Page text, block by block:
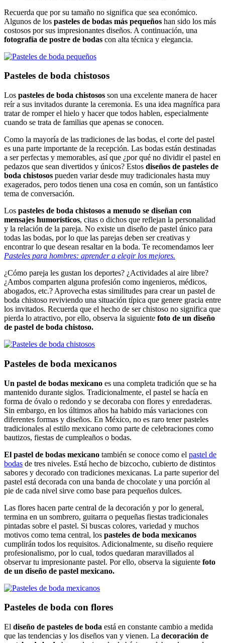
Recuerda que por su tamaño no significa que sea económico.
Algunos de los pasteles de bodas más pequeños han sido los más
costosos por sus impresionantes diseños. A continuación, una
fotografía de postre de bodas con alta técnica y elegancia.
Pasteles de boda chistosos
Los pasteles de boda chistosos son una excelente manera de hacer
reír a sus invitados durante la ceremonia. Es una idea magnífica para
tratar de romper el hielo y hacer que todos hablen, especialmente
cuando se trata de familias que apenas se conocen.
Como la mayoría de las tradiciones de las bodas, el corte del pastel
es una parte importante de la recepción. Las bodas están destinadas
a ser perfectas y memorables, así que ¿por qué no dividir el pastel en
pedazos que sean divertidos y únicos? Estos diseños de pasteles de
boda chistosos pueden variar desde muy tradicionales hasta muy
exagerados, pero todos tienen una cosa en común, son un fantástico
tema de conversación.
Los pasteles de boda chistosos a menudo se diseñan con
mensajes humorísticos, citas o dichos que reflejan la personalidad
y la relación de la pareja. No existe un diseño de pastel único para
todas las bodas, por lo que las parejas deben ser creativas y
encontrar lo que desean resaltar en la boda. Te recomendamos leer
Pasteles para hombres: aprender a elegir los mejores.
¿Cómo pareja les gustan los deportes? ¿Actividades al aire libre?
¿Ambos comparten alguna profesión como ingenieros, médicos,
abogados, etc.? Aprovecha estas similitudes para crear un pastel de
boda chistoso reviviendo una situación típica que genere gracia entre
los invitados. Recuerda que el hecho de ser chistoso no significa que
pierda lo atractivo, por ello, observa la siguiente foto de un diseño
de pastel de boda chistoso.
Pasteles de boda mexicanos
Un pastel de bodas mexicano es una completa tradición que se ha
mantenido durante siglos. Tradicionalmente, el pastel se hacía en
forma de óvalo o redondo y se decoraba con flores y enredaderas.
Sin embargo, en los últimos años ha habido más variaciones con
diferentes formas y diseños. En México, no es raro tener pasteles
tradicionales al estilo mexicano como parte de celebraciones como
bautizos, fiestas de cumpleaños o bodas.
El pastel de bodas mexicano también se conoce como el pastel de
bodas de tres niveles. Está hecho de bizcocho, cubierto de distintos
sabores y decorado con tradiciones mexicanas. La parte superior del
pastel está decorada con una banda de chocolate y una porción al
pie de cada nivel sirve como base para pequeños dulces.
Las flores hacen parte central de la decoración y por lo general,
termina en un sombrero, guitarra o pequeñas fiestas tradicionales
pintadas sobre el pastel. Si buscas colores, variedad y muchos
motivos como tema central, los pasteles de boda mexicanos
cumplirán todos los requisitos. Adicionalmente, su diseño requiere
profesionalismo, por lo cual, todos quedaran maravillados al
observar tu impresionante pastel. Por ello, observa la siguiente foto
de un diseño de pastel mexicano.
Pasteles de boda con flores
El diseño de pasteles de boda está en constante cambio a medida
que las tendencias y los diseños van y vienen. La decoración de